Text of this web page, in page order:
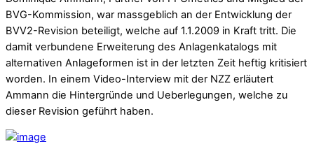
BVG-Kommission, war massgeblich an der Entwicklung der
BVV2-Revision beteiligt, welche auf 1.1.2009 in Kraft tritt. Die
damit verbundene Erweiterung des Anlagenkatalogs mit
alternativen Anlageformen ist in der letzten Zeit heftig kritisiert
worden. In einem Video-Interview mit der NZZ erläutert
Ammann die Hintergründe und Ueberlegungen, welche zu
dieser Revision geführt haben.